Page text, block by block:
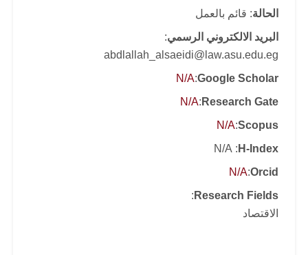
الحالة: قائم بالعمل
البريد الالكتروني الرسمي:
abdlallah_alsaeidi@law.asu.edu.eg
Google Scholar
:
N/A
Research Gate
:
N/A
Scopus
:
N/A
H-Index
: N/A
Orcid
:
N/A
Research Fields
:
الاقتصاد